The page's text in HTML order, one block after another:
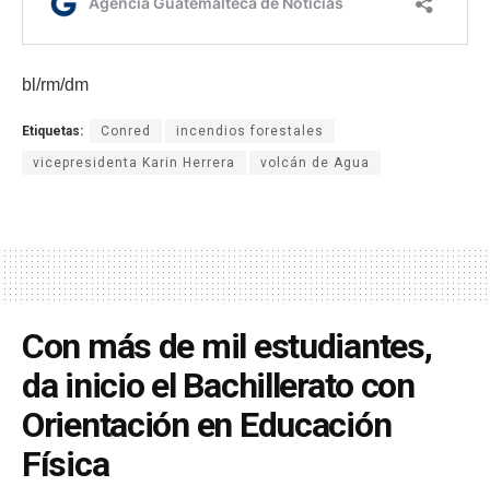
bl/rm/dm
Etiquetas: Conred incendios forestales
vicepresidenta Karin Herrera volcán de Agua
Con más de mil estudiantes,
da inicio el Bachillerato con
Orientación en Educación
Física